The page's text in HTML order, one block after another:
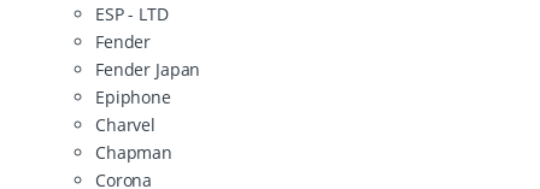
ESP - LTD
Fender
Fender Japan
Epiphone
Charvel
Chapman
Corona